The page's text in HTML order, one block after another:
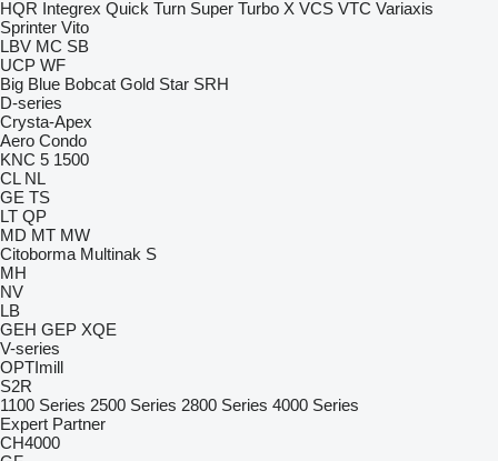
HQR Integrex Quick Turn Super Turbo X VCS VTC Variaxis
Sprinter Vito
LBV MC SB
UCP WF
Big Blue Bobcat Gold Star SRH
D-series
Crysta-Apex
Aero Condo
KNC 5 1500
CL NL
GE TS
LT QP
MD MT MW
Citoborma Multinak S
MH
NV
LB
GEH GEP XQE
V-series
OPTImill
S2R
1100 Series 2500 Series 2800 Series 4000 Series
Expert Partner
CH4000